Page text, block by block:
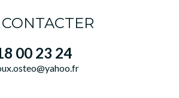
00 23 24